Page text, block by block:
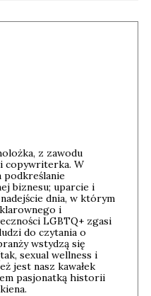
z zawodu
copywriterka. W
podkreślanie
biznesu; uparcie i
dnia, w którym
i
LGBTQ+ zgasi
do czytania o
wstydzą się
sexual wellness i
jest nasz kawałek
pasjonatką historii